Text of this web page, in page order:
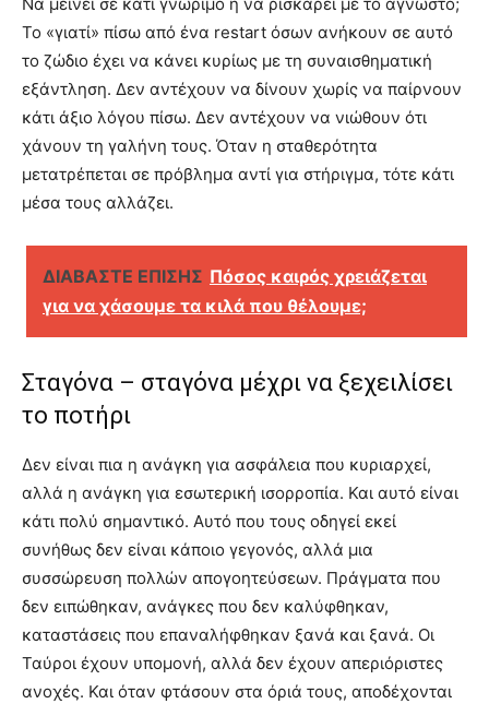
Το «γιατί» πίσω από ένα restart όσων ανήκουν σε αυτό
το ζώδιο έχει να κάνει κυρίως με τη συναισθηματική
εξάντληση. Δεν αντέχουν να δίνουν χωρίς να παίρνουν
κάτι άξιο λόγου πίσω. Δεν αντέχουν να νιώθουν ότι
χάνουν τη γαλήνη τους. Όταν η σταθερότητα
μετατρέπεται σε πρόβλημα αντί για στήριγμα, τότε κάτι
μέσα τους αλλάζει.
ΔΙΑΒΑΣΤΕ ΕΠΙΣΗΣ Πόσος καιρός χρειάζεται
για να χάσουμε τα κιλά που θέλουμε;
Σταγόνα – σταγόνα μέχρι να ξεχειλίσει
το ποτήρι
Δεν είναι πια η ανάγκη για ασφάλεια που κυριαρχεί,
αλλά η ανάγκη για εσωτερική ισορροπία. Και αυτό είναι
κάτι πολύ σημαντικό. Αυτό που τους οδηγεί εκεί
συνήθως δεν είναι κάποιο γεγονός, αλλά μια
συσσώρευση πολλών απογοητεύσεων. Πράγματα που
δεν ειπώθηκαν, ανάγκες που δεν καλύφθηκαν,
καταστάσεις που επαναλήφθηκαν ξανά και ξανά. Οι
Ταύροι έχουν υπομονή, αλλά δεν έχουν απεριόριστες
ανοχές. Και όταν φτάσουν στα όριά τους, αποδέχονται